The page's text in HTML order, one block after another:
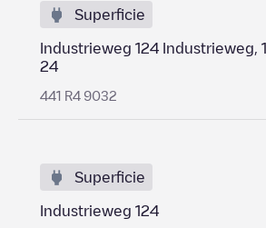
Superficie
Industrieweg 124 Industrieweg, 1
24
441 R4 9032
Superficie
Industrieweg 124